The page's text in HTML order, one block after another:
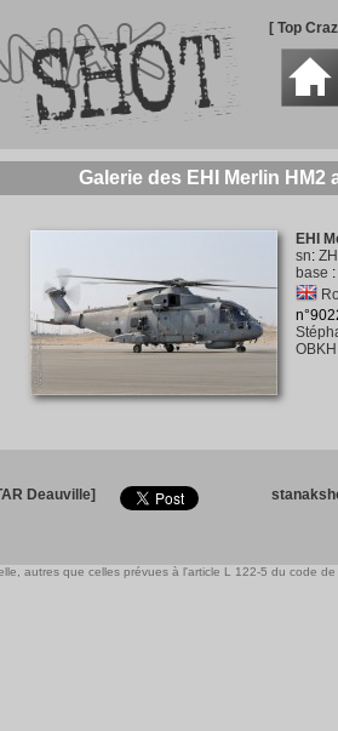
[ Top
Galerie des EHI Merlin HM2
EHI
sn:
base :
OBKH
Deauville]
autres que celles prévues à l'article L 122-5 du code